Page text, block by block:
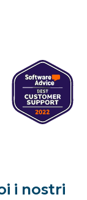
i nostri